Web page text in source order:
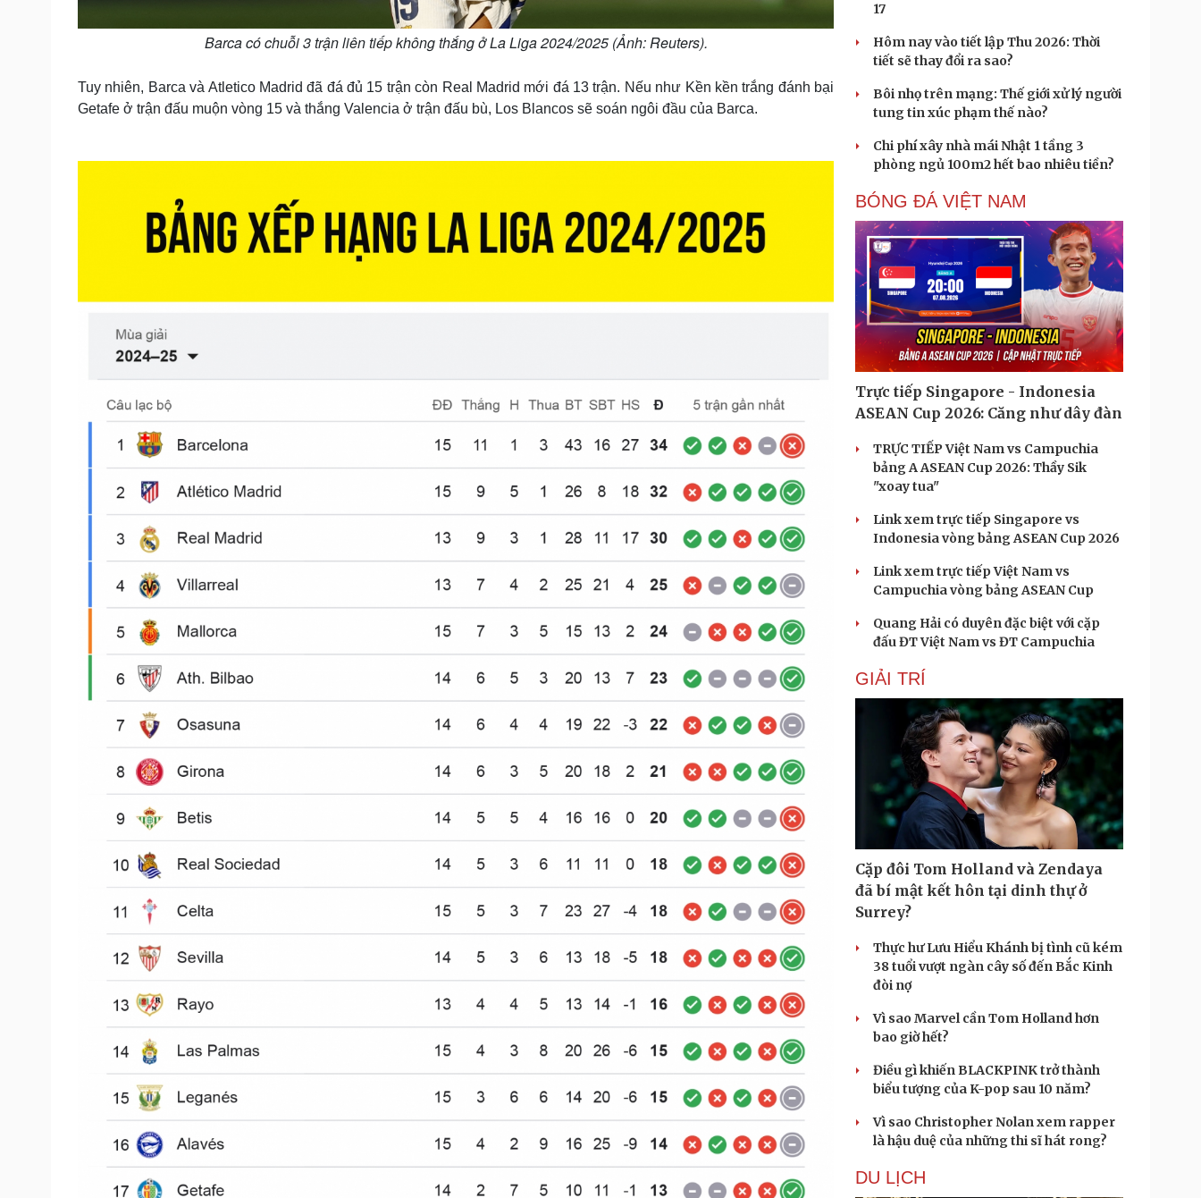
Barca có chuỗi 3 trận liên tiếp không thắng ở La Liga 2024/2025 (Ảnh: Reuters).
Tuy nhiên, Barca và Atletico Madrid đã đá đủ 15 trận còn Real Madrid mới đá 13 trận. Nếu như Kền kền trắng đánh bại
Getafe ở trận đấu muộn vòng 15 và thắng Valencia ở trận đấu bù, Los Blancos sẽ soán ngôi đầu của Barca.
17
Hôm nay vào tiết lập Thu 2026: Thời
tiết sẽ thay đổi ra sao?
Bôi nhọ trên mạng: Thế giới xử lý người
tung tin xúc phạm thế nào?
Chi phí xây nhà mái Nhật 1 tầng 3
phòng ngủ 100m2 hết bao nhiêu tiền?
BÓNG ĐÁ VIỆT NAM
Trực tiếp Singapore - Indonesia
ASEAN Cup 2026: Căng như dây đàn
TRỰC TIẾP Việt Nam vs Campuchia
bảng A ASEAN Cup 2026: Thầy Sik
"xoay tua"
Link xem trực tiếp Singapore vs
Indonesia vòng bảng ASEAN Cup 2026
Link xem trực tiếp Việt Nam vs
Campuchia vòng bảng ASEAN Cup
Quang Hải có duyên đặc biệt với cặp
đấu ĐT Việt Nam vs ĐT Campuchia
GIẢI TRÍ
Cặp đôi Tom Holland và Zendaya
đã bí mật kết hôn tại dinh thự ở
Surrey?
Thực hư Lưu Hiểu Khánh bị tình cũ kém
38 tuổi vượt ngàn cây số đến Bắc Kinh
đòi nợ
Vì sao Marvel cần Tom Holland hơn
bao giờ hết?
Điều gì khiến BLACKPINK trở thành
biểu tượng của K-pop sau 10 năm?
Vì sao Christopher Nolan xem rapper
là hậu duệ của những thi sĩ hát rong?
DU LỊCH